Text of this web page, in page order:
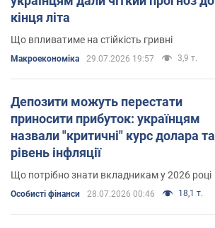
кінця літа
Що впливатиме на стійкість гривні
Mакроекономіка 29.07.2026 19:57 3,9 т.
Депозити можуть перестати
приносити прибуток: українцям
назвали "критичні" курс долара та
рівень інфляції
Що потрібно знати вкладникам у 2026 році
Особисті фінанси 28.07.2026 00:46 18,1 т.